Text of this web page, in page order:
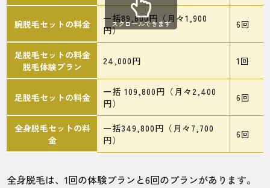
店舗
錦糸町店
施術部位
パルコの中にあって、買い物ついでにも寄
れてありがたいです。
20代・ゆうとさん
5.0
腕脱毛セットの料金
一括89,800円（月々1,900
円）
6回
足脱毛セットの料金
脱毛体験プラン
24,000円 1回
足脱毛セットの料金
一括 109,800円（月々2,400
円）
6回
全身脱毛セットの料
金
一括349,800円（月々7,700
円）
6回
スクロールできます
全身脱毛は、1回の体験プランと6回のプランがあります。